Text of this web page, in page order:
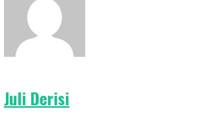
Juli Derisi